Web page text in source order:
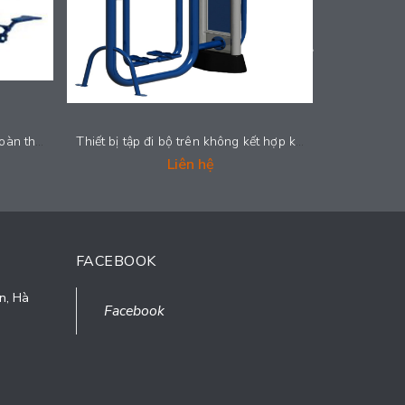
Thiết bị tập lắc hông eo và tập toàn thân - 2024-GYMML37 Thiết bị tập đi bộ trên không kết hợp khí công - 2024-GYMML033
Liên hệ
Hà
FACEBOOK
Facebook